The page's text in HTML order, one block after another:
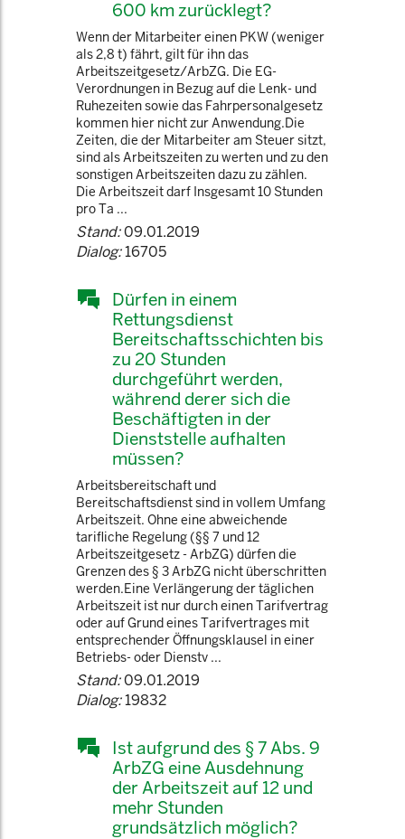
600 km zurücklegt?
Wenn der Mitarbeiter einen PKW (weniger
als 2,8 t) fährt, gilt für ihn das
Arbeitszeitgesetz/ArbZG. Die EG-
Verordnungen in Bezug auf die Lenk- und
Ruhezeiten sowie das Fahrpersonalgesetz
kommen hier nicht zur Anwendung.Die
Zeiten, die der Mitarbeiter am Steuer sitzt,
sind als Arbeitszeiten zu werten und zu den
sonstigen Arbeitszeiten dazu zu zählen.
Die Arbeitszeit darf Insgesamt 10 Stunden
pro Ta ...
Stand:09.01.2019
Dialog:16705
Dürfen in einem
Rettungsdienst
Bereitschaftsschichten bis
zu 20 Stunden
durchgeführt werden,
während derer sich die
Beschäftigten in der
Dienststelle aufhalten
müssen?
Arbeitsbereitschaft und
Bereitschaftsdienst sind in vollem Umfang
Arbeitszeit. Ohne eine abweichende
tarifliche Regelung (§§ 7 und 12
Arbeitszeitgesetz - ArbZG) dürfen die
Grenzen des § 3 ArbZG nicht überschritten
werden.Eine Verlängerung der täglichen
Arbeitszeit ist nur durch einen Tarifvertrag
oder auf Grund eines Tarifvertrages mit
entsprechender Öffnungsklausel in einer
Betriebs- oder Dienstv ...
Stand:09.01.2019
Dialog:19832
Ist aufgrund des § 7 Abs. 9
ArbZG eine Ausdehnung
der Arbeitszeit auf 12 und
mehr Stunden
grundsätzlich möglich?